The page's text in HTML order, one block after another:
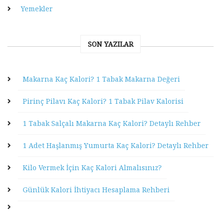
Yemekler
SON YAZILAR
Makarna Kaç Kalori? 1 Tabak Makarna Değeri
Pirinç Pilavı Kaç Kalori? 1 Tabak Pilav Kalorisi
1 Tabak Salçalı Makarna Kaç Kalori? Detaylı Rehber
1 Adet Haşlanmış Yumurta Kaç Kalori? Detaylı Rehber
Kilo Vermek İçin Kaç Kalori Almalısınız?
Günlük Kalori İhtiyacı Hesaplama Rehberi